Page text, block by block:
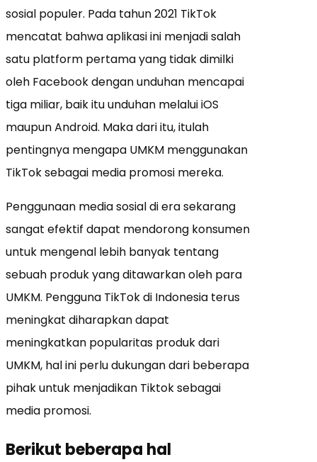
sosial populer. Pada tahun 2021 TikTok
mencatat bahwa aplikasi ini menjadi salah
satu platform pertama yang tidak dimilki
oleh Facebook dengan unduhan mencapai
tiga miliar, baik itu unduhan melalui iOS
maupun Android. Maka dari itu, itulah
pentingnya mengapa UMKM menggunakan
TikTok sebagai media promosi mereka.
Penggunaan media sosial di era sekarang
sangat efektif dapat mendorong konsumen
untuk mengenal lebih banyak tentang
sebuah produk yang ditawarkan oleh para
UMKM. Pengguna TikTok di Indonesia terus
meningkat diharapkan dapat
meningkatkan popularitas produk dari
UMKM, hal ini perlu dukungan dari beberapa
pihak untuk menjadikan Tiktok sebagai
media promosi.
Berikut beberapa hal